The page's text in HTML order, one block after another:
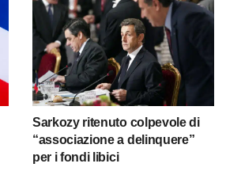
Sarkozy ritenuto colpevole di
“associazione a delinquere”
per i fondi libici